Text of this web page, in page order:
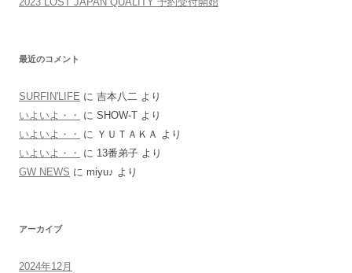
最近のコメント
SURFIN'LIFE に 吉本八二 より
いよいよ・・
に SHOW-T より
いよいよ・・
に ＹＵＴＡＫＡ より
いよいよ・・
に 13番弟子 より
GW NEWS に miyu♪ より
アーカイブ
2024年12月